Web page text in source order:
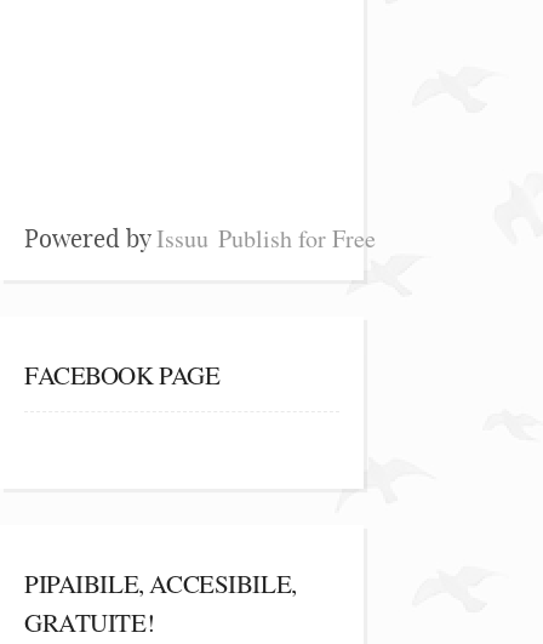
Powered byIssuu Publish for Free
FACEBOOK PAGE
PIPAIBILE, ACCESIBILE,
GRATUITE!